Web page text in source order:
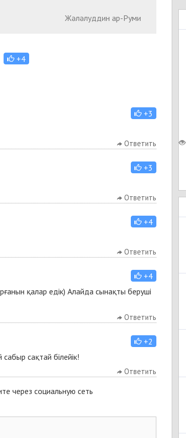
Жәләлуддин ар-Руми
+4
+3
Ответить
+3
Ответить
+4
Ответить
+4
қалар едік) Алайда сынақты беруші
Ответить
+2
сақтай білейік!
Ответить
через социальную сеть